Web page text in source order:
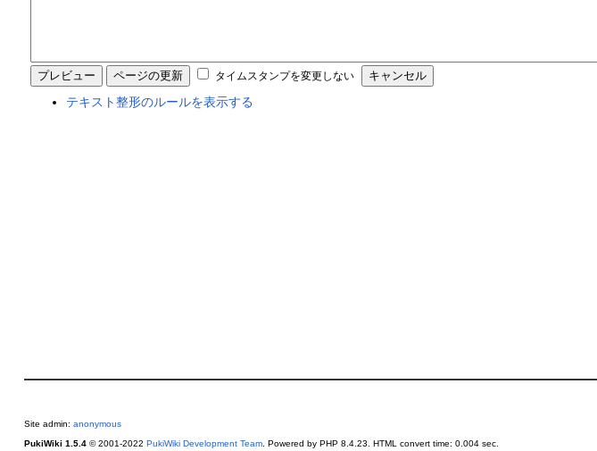
タイムスタンプを変更しない
テキスト整形のルールを表示する
Site admin: anonymous
PukiWiki 1.5.4© 2001-2022 PukiWiki Development Team. Powered by PHP 8.4.23. HTML convert time: 0.004 sec.